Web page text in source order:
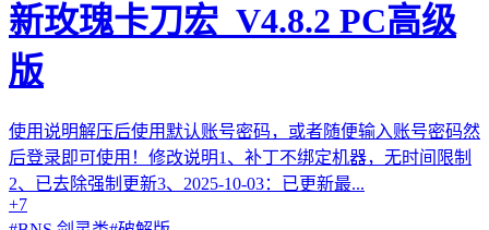
新玫瑰卡刀宏_V4.8.2 PC高级
版
使用说明解压后使用默认账号密码，或者随便输入账号密码然
后登录即可使用！修改说明1、补丁不绑定机器，无时间限制
2、已去除强制更新3、2025-10-03：已更新最...
+7